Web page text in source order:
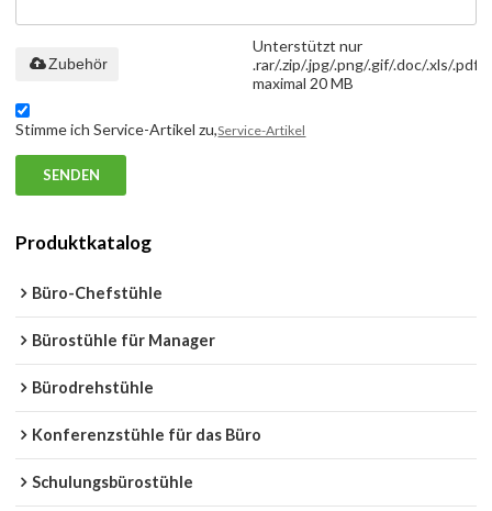
Unterstützt nur
.rar/.zip/.jpg/.png/.gif/.doc/.xls/.pdf,
maximal 20 MB
Zubehör
Stimme ich Service-Artikel zu,Service-Artikel
SENDEN
Produktkatalog
Büro-Chefstühle
Bürostühle für Manager
Bürodrehstühle
Konferenzstühle für das Büro
Schulungsbürostühle